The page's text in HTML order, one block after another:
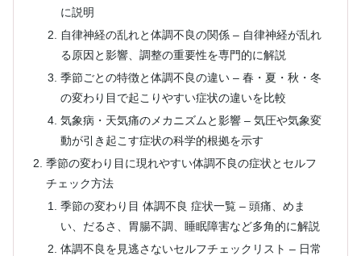
に説明
自律神経の乱れと体調不良の関係 – 自律神経が乱れ
る原因と影響、調整の重要性を専門的に解説
季節ごとの特徴と体調不良の違い – 春・夏・秋・冬
の変わり目で起こりやすい症状の違いを比較
気象病・天気痛のメカニズムと影響 – 気圧や気象変
動が引き起こす症状の科学的根拠を示す
季節の変わり目に現れやすい体調不良の症状とセルフ
チェック方法
季節の変わり目 体調不良 症状一覧 – 頭痛、めま
い、だるさ、胃腸不調、睡眠障害など多角的に解説
体調不良を見逃さないセルフチェックリスト – 日常